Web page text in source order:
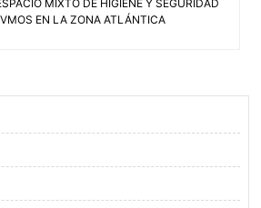
MIXTO DE HIGIENE Y SEGURIDAD
EN LA ZONA ATLÁNTICA